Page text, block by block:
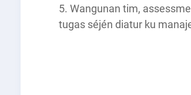
5. Wangunan tim,
tugas séjén diatur ku